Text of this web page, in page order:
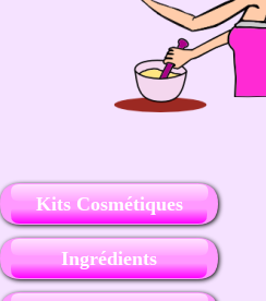
Ingrédients
Kits Cosmétiques